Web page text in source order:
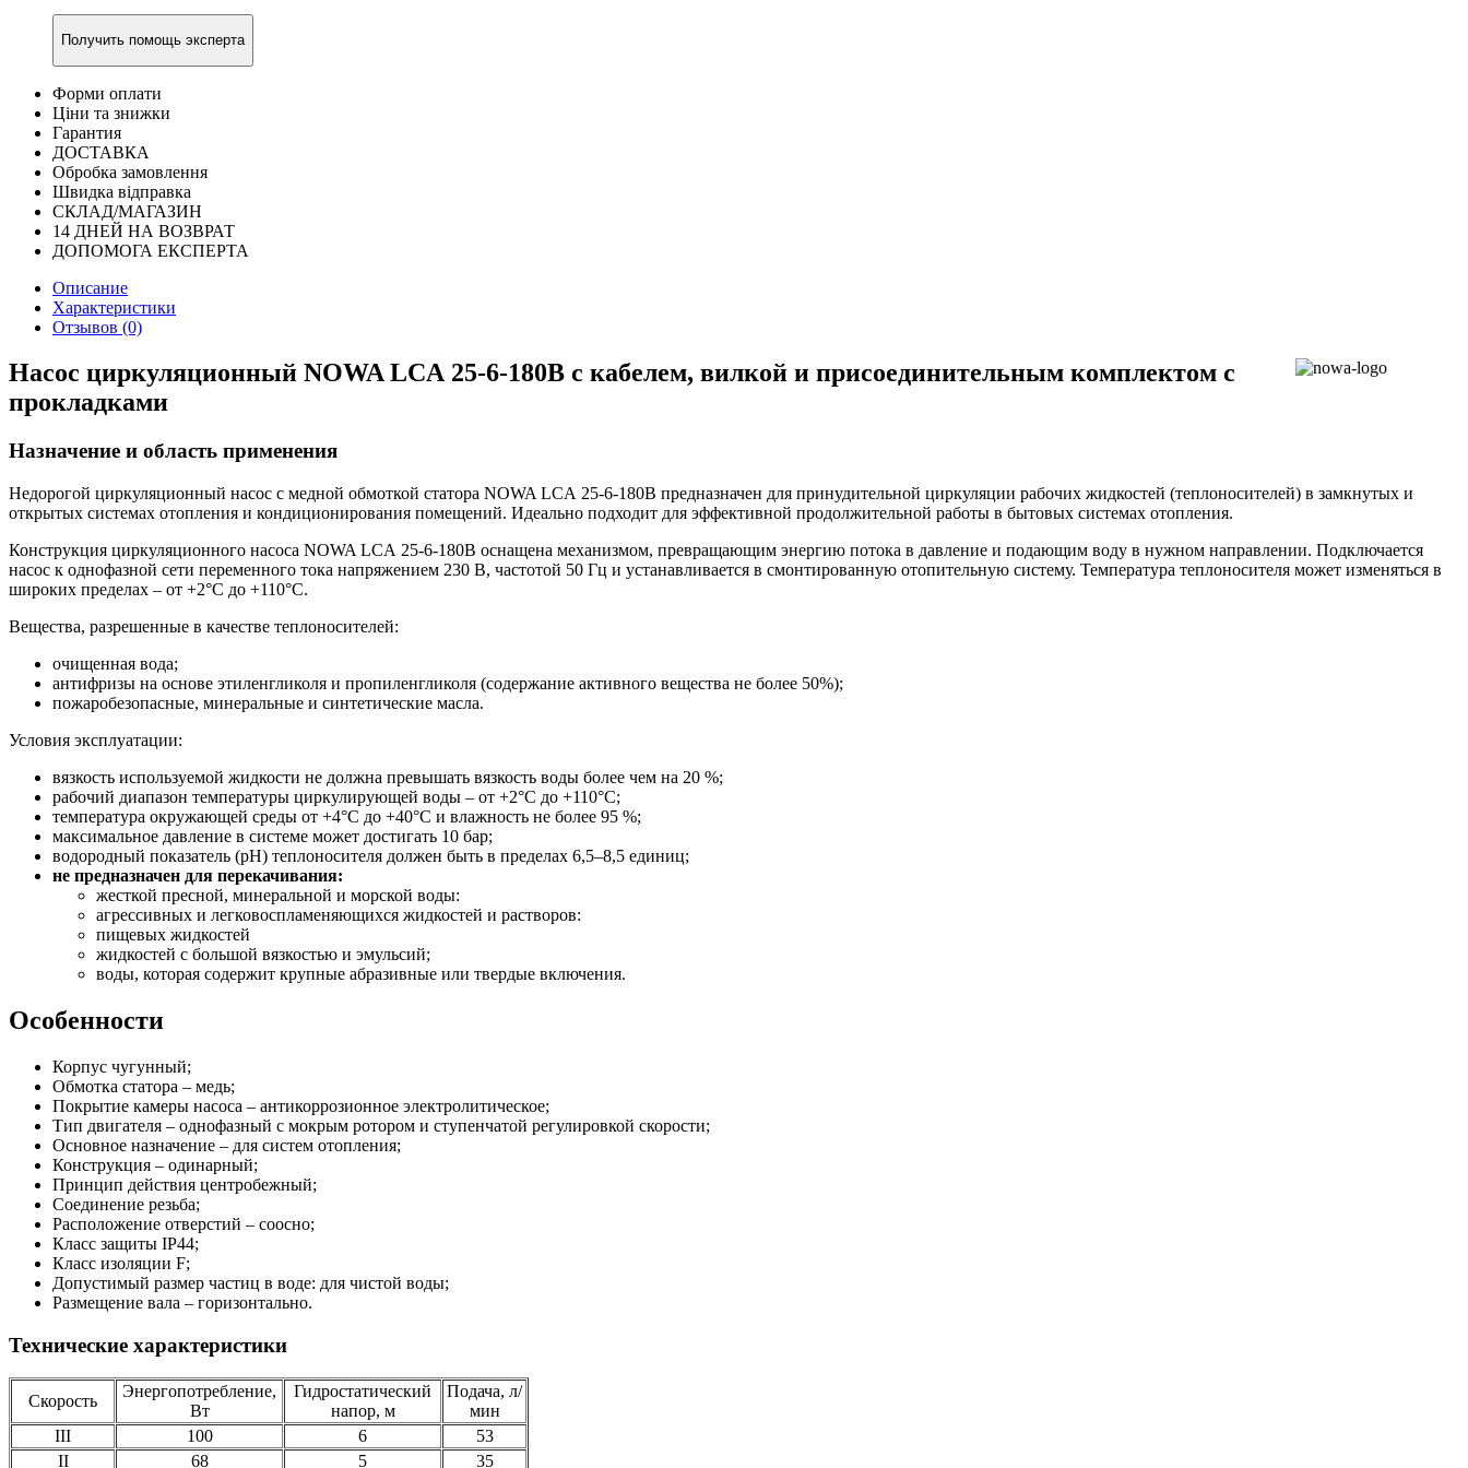
Получить помощь эксперта
Форми оплати
Ціни та знижки
Гарантия
ДОСТАВКА
Обробка замовлення
Швидка відправка
СКЛАД/МАГАЗИН
14 ДНЕЙ НА ВОЗВРАТ
ДОПОМОГА ЕКСПЕРТА
Описание
Характеристики
Отзывов (0)
Насос циркуляционный NOWA LCА 25-6-180B с кабелем, вилкой и присоединительным комплектом с
прокладками
Назначение и область применения
Недорогой циркуляционный насос с медной обмоткой статора NOWA LCА 25-6-180B предназначен для принудительной циркуляции рабочих жидкостей (теплоносителей) в замкнутых и
открытых системах отопления и кондиционирования помещений. Идеально подходит для эффективной продолжительной работы в бытовых системах отопления.
Конструкция циркуляционного насоса NOWA LCА 25-6-180B оснащена механизмом, превращающим энергию потока в давление и подающим воду в нужном направлении. Подключается
насос к однофазной сети переменного тока напряжением 230 В, частотой 50 Гц и устанавливается в смонтированную отопительную систему. Температура теплоносителя может изменяться в
широких пределах – от +2°С до +110°С.
Вещества, разрешенные в качестве теплоносителей:
очищенная вода;
антифризы на основе этиленгликоля и пропиленгликоля (содержание активного вещества не более 50%);
пожаробезопасные, минеральные и синтетические масла.
Условия эксплуатации:
вязкость используемой жидкости не должна превышать вязкость воды более чем на 20 %;
рабочий диапазон температуры циркулирующей воды – от +2°С до +110°С;
температура окружающей среды от +4°С до +40°С и влажность не более 95 %;
максимальное давление в системе может достигать 10 бар;
водородный показатель (рН) теплоносителя должен быть в пределах 6,5–8,5 единиц;
не предназначен для перекачивания:
жесткой пресной, минеральной и морской воды:
агрессивных и легковоспламеняющихся жидкостей и растворов:
пищевых жидкостей
жидкостей с большой вязкостью и эмульсий;
воды, которая содержит крупные абразивные или твердые включения.
Особенности
Корпус чугунный;
Обмотка статора – медь;
Покрытие камеры насоса – антикоррозионное электролитическое;
Тип двигателя – однофазный с мокрым ротором и ступенчатой регулировкой скорости;
Основное назначение – для систем отопления;
Конструкция – одинарный;
Принцип действия центробежный;
Соединение резьба;
Расположение отверстий – соосно;
Класс защиты IP44;
Класс изоляции F;
Допустимый размер частиц в воде: для чистой воды;
Размещение вала – горизонтально.
Технические характеристики
Скорость
Энергопотребление,
Вт
Гидростатический
напор, м
Подача, л/
мин
III
100 6
53
II
68 5 35